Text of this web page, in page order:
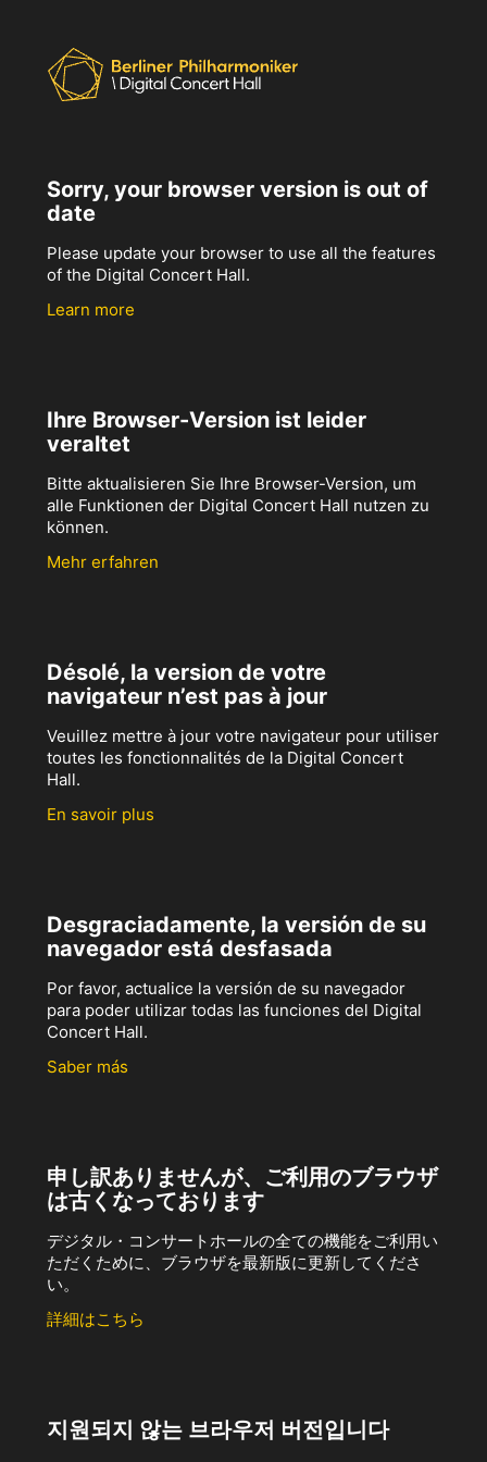
Sorry, your browser version is out of
date
Please update your browser to use all the features
of the Digital Concert Hall.
Learn more
Ihre Browser-Version ist leider
veraltet
Bitte aktualisieren Sie Ihre Browser-Version, um
alle Funktionen der Digital Concert Hall nutzen zu
können.
Mehr erfahren
Désolé, la version de votre
navigateur n’est pas à jour
Veuillez mettre à jour votre navigateur pour utiliser
toutes les fonctionnalités de la Digital Concert
Hall.
En savoir plus
Desgraciadamente, la versión de su
navegador está desfasada
Por favor, actualice la versión de su navegador
para poder utilizar todas las funciones del Digital
Concert Hall.
Saber más
申し訳ありませんが、ご利用のブラウザ
は古くなっております
デジタル・コンサートホールの全ての機能をご利用い
ただくために、ブラウザを最新版に更新してくださ
い。
詳細はこちら
지원되지 않는 브라우저 버전입니다